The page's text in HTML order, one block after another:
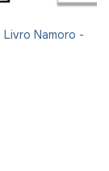
Livro Namoro -